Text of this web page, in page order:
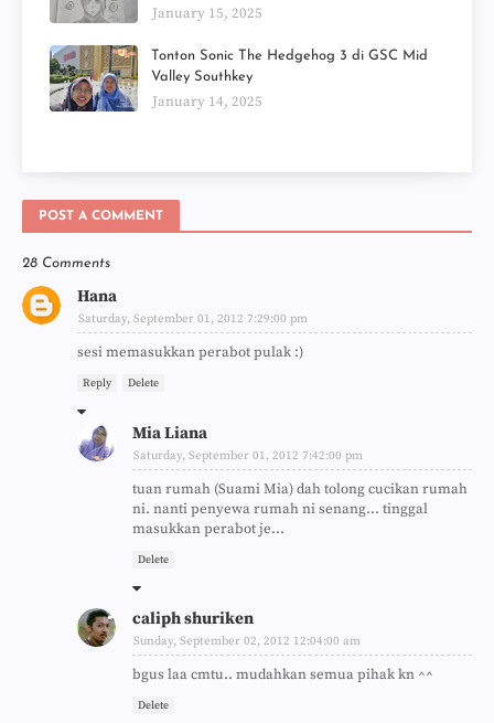
January 15, 2025
Tonton Sonic The Hedgehog 3 di GSC Mid
Valley Southkey
January 14, 2025
POST A COMMENT
28 Comments
Hana
Saturday, September 01, 2012 7:29:00 pm
sesi memasukkan perabot pulak :)
Reply Delete
Mia Liana
Saturday, September 01, 2012 7:42:00 pm
tuan rumah (Suami Mia) dah tolong cucikan rumah
ni. nanti penyewa rumah ni senang... tinggal
masukkan perabot je...
Delete
caliph shuriken
Sunday, September 02, 2012 12:04:00 am
bgus laa cmtu.. mudahkan semua pihak kn ^^
Delete